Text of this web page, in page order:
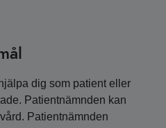
dig som patient eller
Patientnämnden kan
Patientnämnden